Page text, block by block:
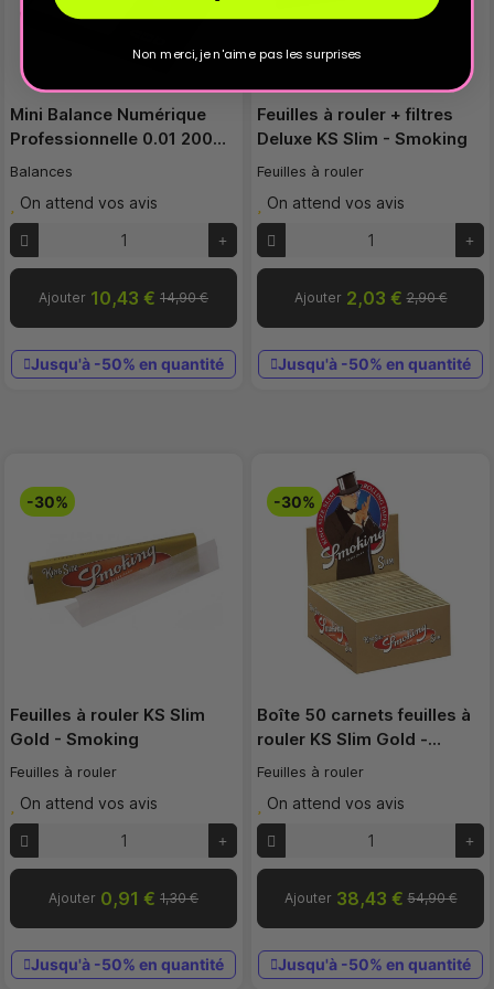
Mini Balance Numérique
Professionnelle 0.01 200…
Balances
On attend vos avis
Ajouter 10,43 € 14,90 €
Jusqu'à -50% en quantité
Feuilles à rouler + filtres
Deluxe KS Slim - Smoking
Feuilles à rouler
On attend vos avis
Ajouter 2,03 € 2,90 €
Jusqu'à -50% en quantité
-30%
Feuilles à rouler KS Slim
Gold - Smoking
Feuilles à rouler
On attend vos avis
Ajouter 0,91 € 1,30 €
Jusqu'à -50% en quantité
-30%
Boîte 50 carnets feuilles à
rouler KS Slim Gold -…
Feuilles à rouler
On attend vos avis
Ajouter 38,43 € 54,90 €
Jusqu'à -50% en quantité
Non merci, je n'aime pas les surprises